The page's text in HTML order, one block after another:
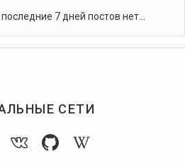
7 дней постов нет...
СЕТИ